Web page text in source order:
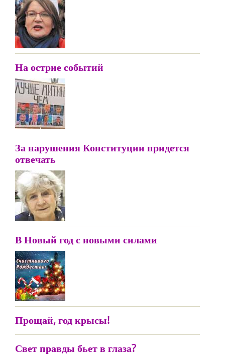
На острие событий
За нарушения Конституции придется
отвечать
В Новый год с новыми силами
Прощай, год крысы!
Свет правды бьет в глаза?